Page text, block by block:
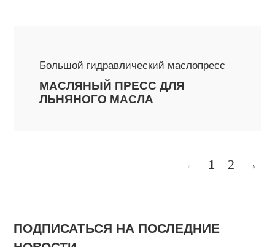
Большой гидравлический маслопресс
МАСЛЯНЫЙ ПРЕСС ДЛЯ
ЛЬНЯНОГО МАСЛА
← 1 2 →
ПОДПИСАТЬСЯ НА ПОСЛЕДНИЕ